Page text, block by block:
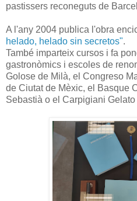
pastissers reconeguts de
A l'any 2004 publica l'obra
helado, helado sin secretos".
També imparteix cursos i fa
gastronòmics i escoles de
Golose de Milà, el Congreso
de Ciutat de Mèxic, el Basque
Sebastià o el Carpigiani